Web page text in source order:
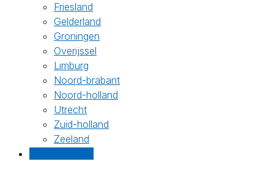
Friesland
Gelderland
Groningen
Overijssel
Limburg
Noord-brabant
Noord-holland
Utrecht
Zuid-holland
Zeeland